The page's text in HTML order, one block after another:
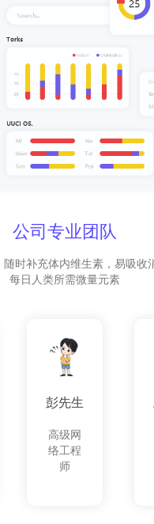
公司专业团队
时补充体内维生素，易吸收
每日人类所需微量元素
彭先生
高级网
络工程
师